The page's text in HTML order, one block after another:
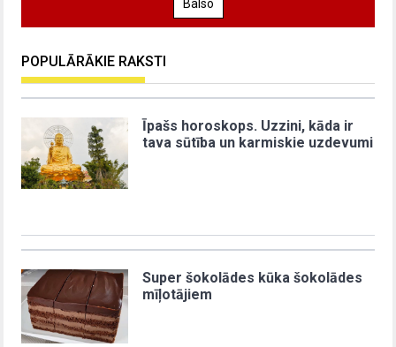
Balso
POPULĀRĀKIE RAKSTI
Īpašs horoskops. Uzzini, kāda ir
tava sūtība un karmiskie uzdevumi
Super šokolādes kūka šokolādes
mīļotājiem